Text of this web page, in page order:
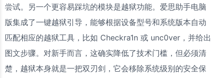
尝试。另一个更容易踩坑的模块是越狱功能。爱思助手电脑
版集成了一键越狱引导，能够根据设备型号和系统版本自动
匹配相应的越狱工具，比如 Checkra1n 或 unc0ver，并给出
图文步骤。对新手而言，这确实降低了技术门槛，但必须清
楚，越狱本身就是一把双刃剑，它会移除系统级别的安全保